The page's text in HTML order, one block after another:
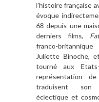
l’histoire française
évoque
68 depuis une
derniers films,
franco-
Juliette Binoche,
tourné aux
représentation
traduisent son
éclectique et